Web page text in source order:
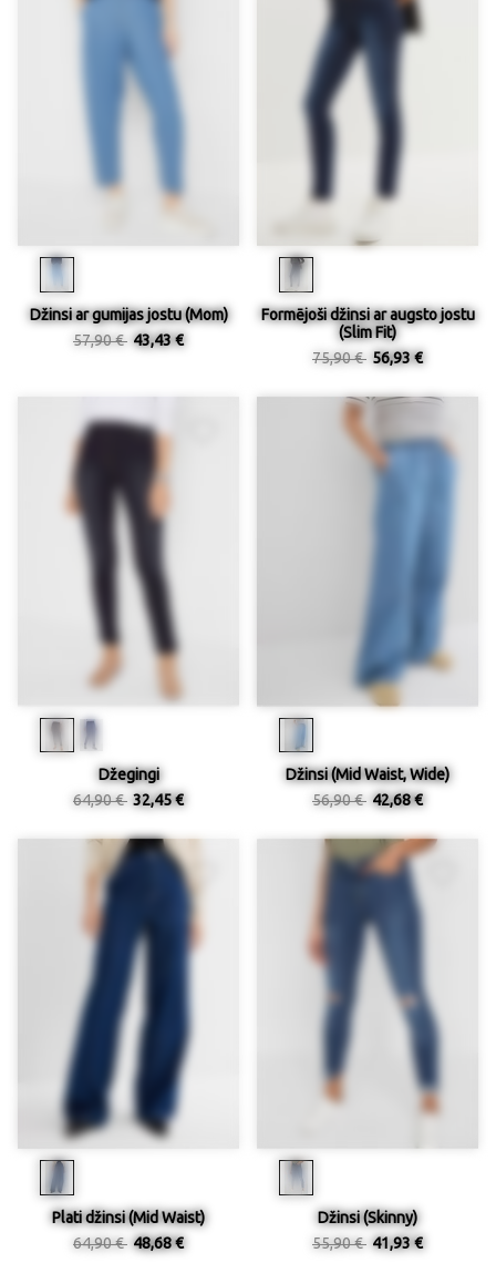
Džinsi ar gumijas jostu (Mom)
57,90 € 43,43 €
Formējoši džinsi ar augsto jostu
(Slim Fit)
75,90 € 56,93 €
Džegingi
64,90 € 32,45 €
Džinsi (Mid Waist, Wide)
56,90 € 42,68 €
Plati džinsi (Mid Waist)
64,90 € 48,68 €
Džinsi (Skinny)
55,90 € 41,93 €